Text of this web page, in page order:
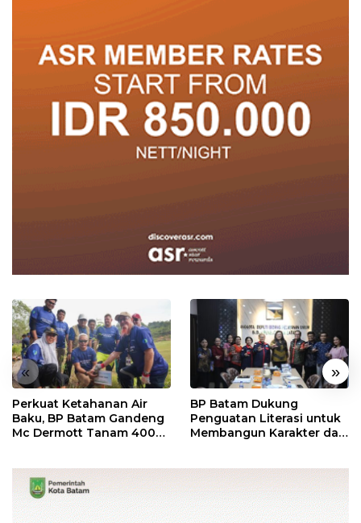
« »
Perkuat Ketahanan Air
Baku, BP Batam Gandeng
Mc Dermott Tanam 400
BP Batam Dukung
Penguatan Literasi untuk
Membangun Karakter dan